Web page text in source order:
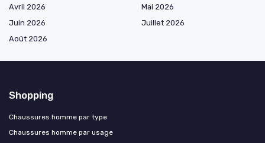
Avril 2026
Mai 2026
Juin 2026
Juillet 2026
Août 2026
Shopping
Chaussures homme par type
Chaussures homme par usage